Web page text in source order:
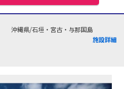
沖縄県/石垣・宮古・与那国島
施設詳細